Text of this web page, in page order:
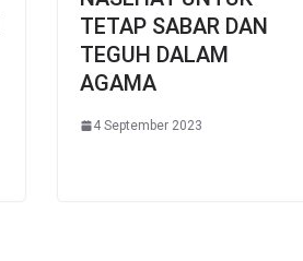
TETAP SABAR DAN
TEGUH DALAM
AGAMA
4 September 2023